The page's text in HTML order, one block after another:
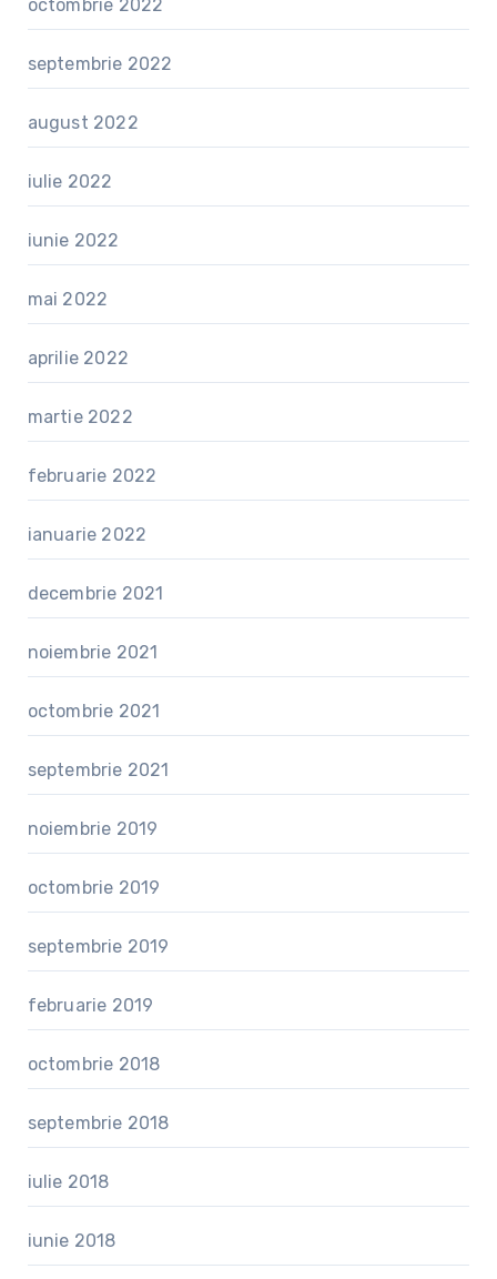
octombrie 2022
septembrie 2022
august 2022
iulie 2022
iunie 2022
mai 2022
aprilie 2022
martie 2022
februarie 2022
ianuarie 2022
decembrie 2021
noiembrie 2021
octombrie 2021
septembrie 2021
noiembrie 2019
octombrie 2019
septembrie 2019
februarie 2019
octombrie 2018
septembrie 2018
iulie 2018
iunie 2018